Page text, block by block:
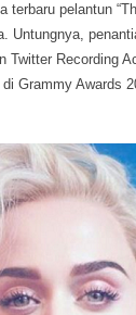
terbaru pelantun
Untungnya,
Twitter Recording
Grammy Awards